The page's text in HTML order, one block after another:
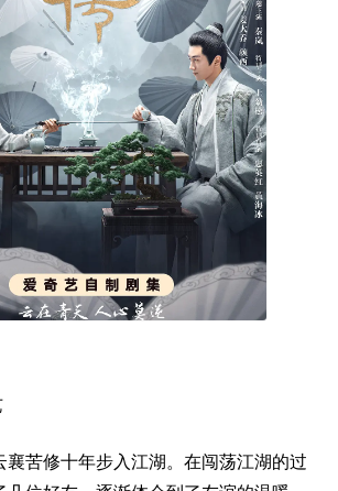
襄苦修十年步入江湖。在闯荡江湖的过